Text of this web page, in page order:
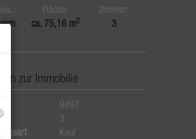
Fläche
ca. 75,16 m2
Zimmer
3
zur Immobilie
9497
3
Kauf